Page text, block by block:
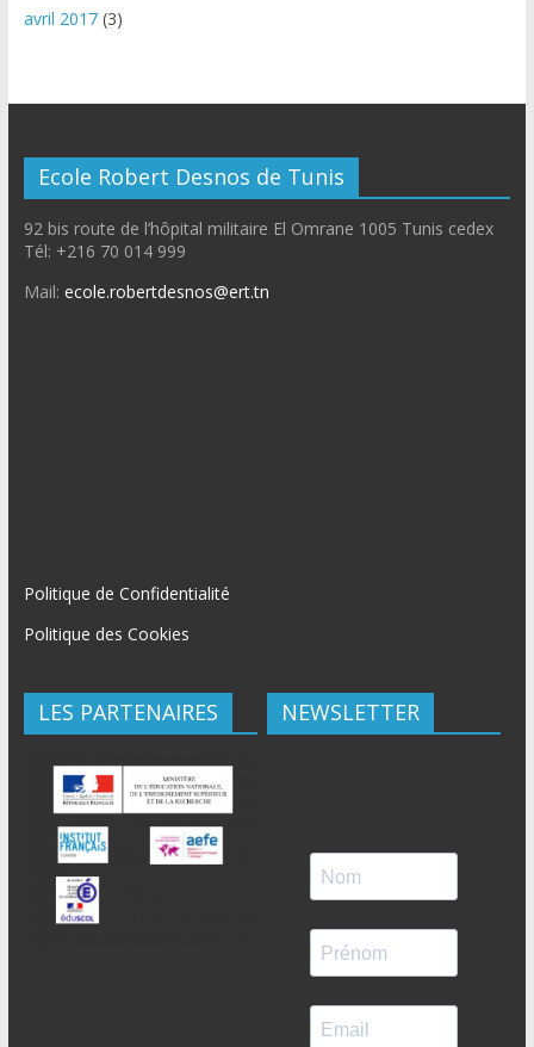
avril 2017(3)
Ecole Robert Desnos de Tunis
92 bis route de l’hôpital militaire El Omrane 1005 Tunis cedex
Tél: +216 70 014 999
Mail: ecole.robertdesnos@ert.tn
Politique de Confidentialité
Politique des Cookies
LES PARTENAIRES NEWSLETTER